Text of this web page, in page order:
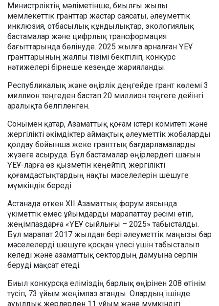
Министрліктің мәліметінше, биылғы жылы
мемлекеттік гранттар жастар саясаты, әлеуметтік
инклюзия, отбасылық құндылықтар, экологиялық
бастамалар және цифрлық трансформация
бағыттарында бөлінуде. 2025 жылға арналған ҮЕҰ
гранттарының жалпы тізімі бекітіліп, конкурс
нәтижелері бірнеше кезеңде жарияланды.
Республикалық және өңірлік деңгейде грант көлемі 3
миллион теңгеден бастап 20 миллион теңгеге дейінгі
аралықта белгіленген.
Сонымен қатар, Азаматтық қоғам істері комитеті және
жергілікті әкімдіктер аймақтық әлеуметтік жобаларды
қолдау бойынша жеке гранттық бағдарламаларды
жүзеге асыруда. Бұл бастамалар өңірлердегі шағын
ҮЕҰ-ларға өз қызметін кеңейтіп, жергілікті
қоғамдастықтардың нақты мәселелерін шешуге
мүмкіндік береді.
Астанада өткен XII Азаматтық форум аясында
үкіметтік емес ұйымдарды марапаттау рәсімі өтіп,
жеңімпаздарға «ҮЕҰ сыйлығы – 2025» табысталды.
Бұл марапат 2017 жылдан бері әлеуметтік маңызы бар
мәселелерді шешуге қосқан үлесі үшін табысталып
келеді және азаматтық сектордың дамуына серпін
беруді мақсат етеді.
Биыл конкурсқа еліміздің барлық өңірінен 208 өтінім
түсіп, 73 ұйым жеңімпаз атанды. Олардың ішінде
ауылдық жерлерден 11 ұйым және мүмкіндігі